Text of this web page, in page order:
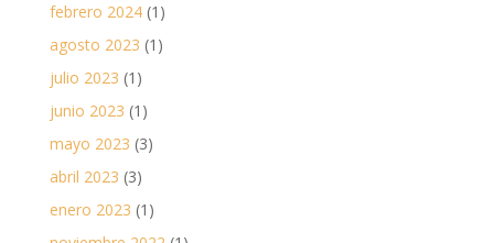
febrero 2024(1)
agosto 2023 (1)
julio 2023 (1)
junio 2023 (1)
mayo 2023 (3)
abril 2023 (3)
enero 2023 (1)